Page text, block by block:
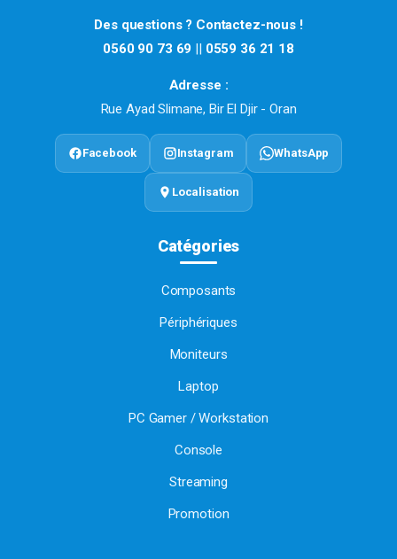
Des questions ? Contactez-nous !
0560 90 73 69 || 0559 36 21 18
Adresse :
Rue Ayad Slimane, Bir El Djir - Oran
Facebook Instagram WhatsApp
Localisation
Catégories
Composants
Périphériques
Moniteurs
Laptop
PC Gamer / Workstation
Console
Streaming
Promotion